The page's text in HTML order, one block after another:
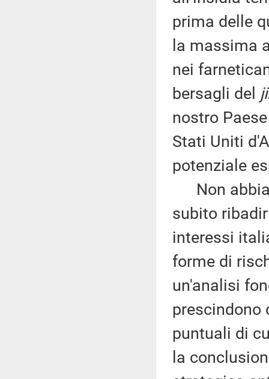
prima delle
la massima
nei
bersagli del
nostro
Stati Uniti
potenziale
Non
subito
interessi
forme di
un'analisi
prescindono
puntuali di
la